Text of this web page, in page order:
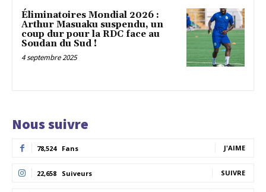
Éliminatoires Mondial 2026 :
Arthur Masuaku suspendu, un
coup dur pour la RDC face au
Soudan du Sud !
4 septembre 2025
Nous suivre
78,524 Fans J'AIME
22,658 Suiveurs SUIVRE